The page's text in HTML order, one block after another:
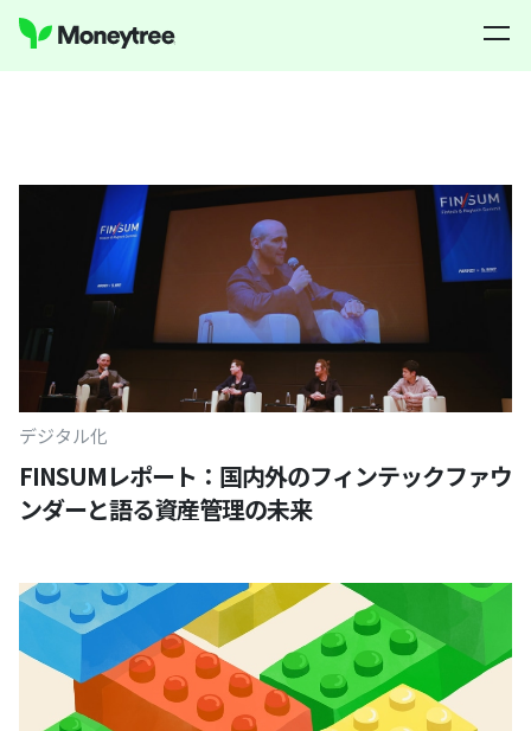
デジタル化
FINSUMレポート：国内外のフィンテックファウ
ンダーと語る資産管理の未来